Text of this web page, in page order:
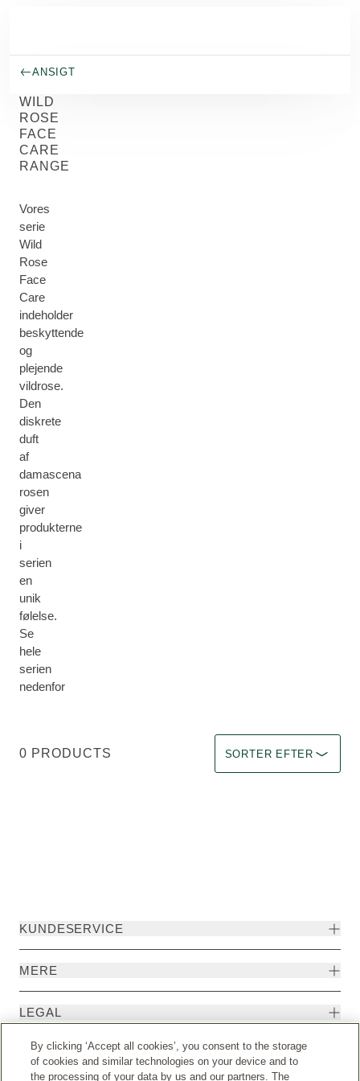
ANSIGT
WILD
ROSE
FACE
CARE
RANGE
Vores
serie
Wild
Rose
Face
Care
indeholder
beskyttende
og
plejende
vildrose.
Den
diskrete
duft
af
damascena
rosen
giver
produkterne
i
serien
en
unik
følelse.
Se
hele
serien
nedenfor
0 PRODUCTS SORTER EFTER
KUNDESERVICE
MERE
LEGAL
EKSTRA
By clicking ‘Accept all cookies’, you consent to the storage
of cookies and similar technologies on your device and to
the processing of your data by us and our partners. The